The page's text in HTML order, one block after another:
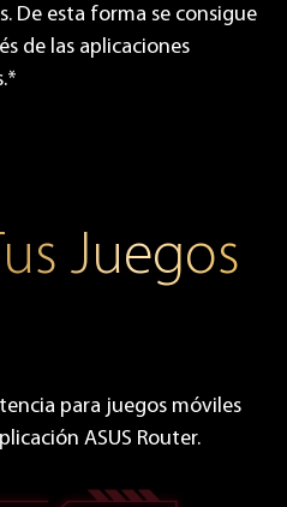
De esta forma se consigue
de las aplicaciones
Juegos
para juegos móviles
ASUS Router.